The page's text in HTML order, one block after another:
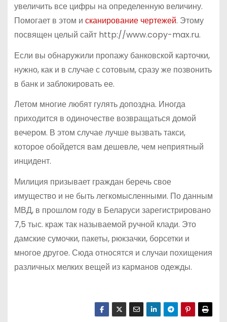
увеличить все цифры на определенную величину.
Помогает в этом и сканирование чертежей. Этому
посвящен целый сайт http://www.copy-max.ru.
Если вы обнаружили пропажу банковской карточки,
нужно, как и в случае с сотовым, сразу же позвонить
в банк и заблокировать ее.
Летом многие любят гулять допоздна. Иногда
приходится в одиночестве возвращаться домой
вечером. В этом случае лучше вызвать такси,
которое обойдется вам дешевле, чем неприятный
инцидент.
Милиция призывает граждан беречь свое
имущество и не быть легкомысленными. По данным
МВД, в прошлом году в Беларуси зарегистрировано
7,5 тыс. краж так называемой ручной клади. Это
дамские сумочки, пакеты, рюкзачки, борсетки и
многое другое. Сюда относятся и случаи похищения
различных мелких вещей из карманов одежды.